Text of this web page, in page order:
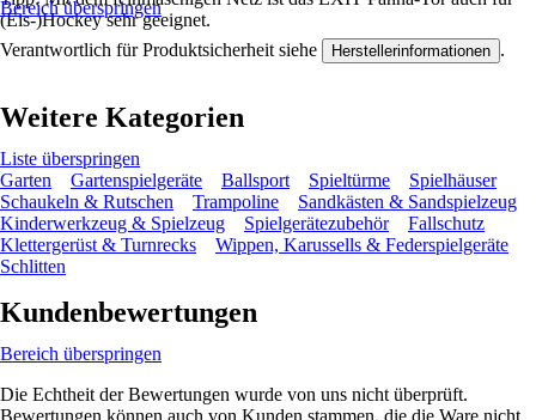
(Eis-)Hockey sehr geeignet.
Bereich überspringen
Verantwortlich für Produktsicherheit siehe Herstellerinformationen .
Weitere Kategorien
Liste überspringen
Garten
Gartenspielgeräte Ballsport Spieltürme
Spielhäuser
Schaukeln & Rutschen
Trampoline
Sandkästen & Sandspielzeug
Kinderwerkzeug & Spielzeug
Spielgerätezubehör
Fallschutz
Klettergerüst & Turnrecks
Wippen, Karussells & Federspielgeräte
Schlitten
Kundenbewertungen
Bereich überspringen
Die Echtheit der Bewertungen wurde von uns nicht überprüft.
Bewertungen können auch von Kunden stammen, die die Ware nicht